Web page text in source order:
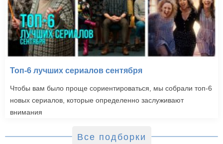
Топ-6 лучших сериалов сентября
Чтобы вам было проще сориентироваться, мы собрали топ-6
новых сериалов, которые определенно заслуживают
внимания
Все подборки